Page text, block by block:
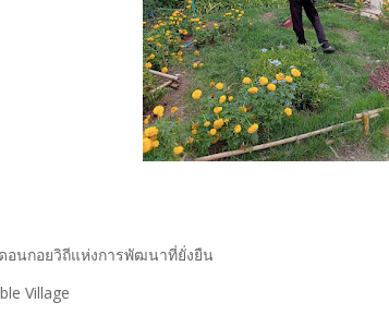
อนกอยวิถีแห่งการพัฒนาที่ยั่งยืน
Village